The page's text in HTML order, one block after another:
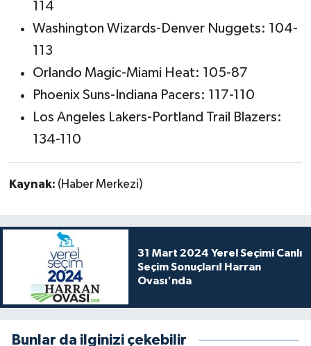
114
Washington Wizards-Denver Nuggets: 104-
113
Orlando Magic-Miami Heat: 105-87
Phoenix Suns-Indiana Pacers: 117-110
Los Angeles Lakers-Portland Trail Blazers:
134-110
Kaynak: (Haber Merkezi)
31 Mart 2024 Yerel Seçimi Canlı
Seçim Sonuçları! Harran
Ovası'nda
Bunlar da ilginizi çekebilir